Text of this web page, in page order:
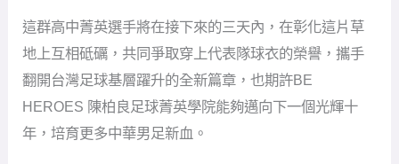
這群高中菁英選手將在接下來的三天內，在彰化這片草
地上互相砥礪，共同爭取穿上代表隊球衣的榮譽，攜手
翻開台灣足球基層躍升的全新篇章，也期許BE
HEROES 陳柏良足球菁英學院能夠邁向下一個光輝十
年，培育更多中華男足新血。